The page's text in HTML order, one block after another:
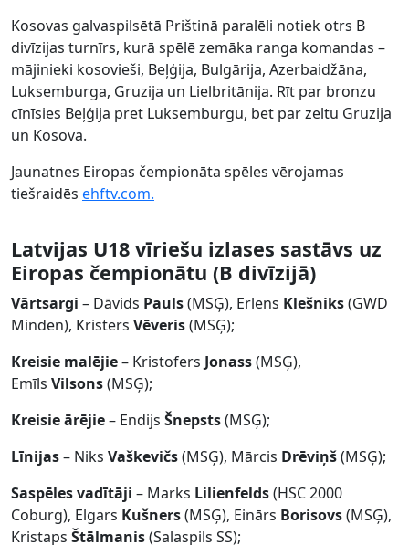
Kosovas galvaspilsētā Prištinā paralēli notiek otrs B
divīzijas turnīrs, kurā spēlē zemāka ranga komandas –
mājinieki kosovieši, Beļģija, Bulgārija, Azerbaidžāna,
Luksemburga, Gruzija un Lielbritānija. Rīt par bronzu
cīnīsies Beļģija pret Luksemburgu, bet par zeltu Gruzija
un Kosova.
Jaunatnes Eiropas čempionāta spēles vērojamas
tiešraidēs ehftv.com.
Latvijas U18 vīriešu izlases sastāvs uz
Eiropas čempionātu (B divīzijā)
Vārtsargi – Dāvids Pauls(MSĢ), Erlens Klešniks(GWD
Minden), Kristers Vēveris(MSĢ);
Kreisie malējie– Kristofers Jonass(MSĢ),
Emīls Vilsons(MSĢ);
Kreisie ārējie– Endijs Šnepsts(MSĢ);
Līnijas– Niks Vaškevičs(MSĢ), Mārcis Drēviņš(MSĢ);
Saspēles vadītāji – Marks Lilienfelds(HSC 2000
Coburg), Elgars Kušners(MSĢ), Einārs Borisovs(MSĢ),
Kristaps Štālmanis(Salaspils SS);